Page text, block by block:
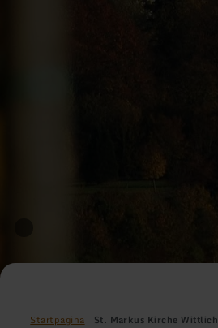
Startpagina St. Markus Kirche Wittlich